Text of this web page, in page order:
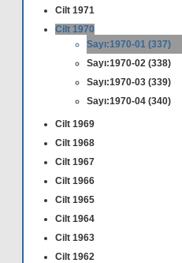
Cilt 1971
Cilt 1970
Sayı:1970-01 (337)
Sayı:1970-02 (338)
Sayı:1970-03 (339)
Sayı:1970-04 (340)
Cilt 1969
Cilt 1968
Cilt 1967
Cilt 1966
Cilt 1965
Cilt 1964
Cilt 1963
Cilt 1962